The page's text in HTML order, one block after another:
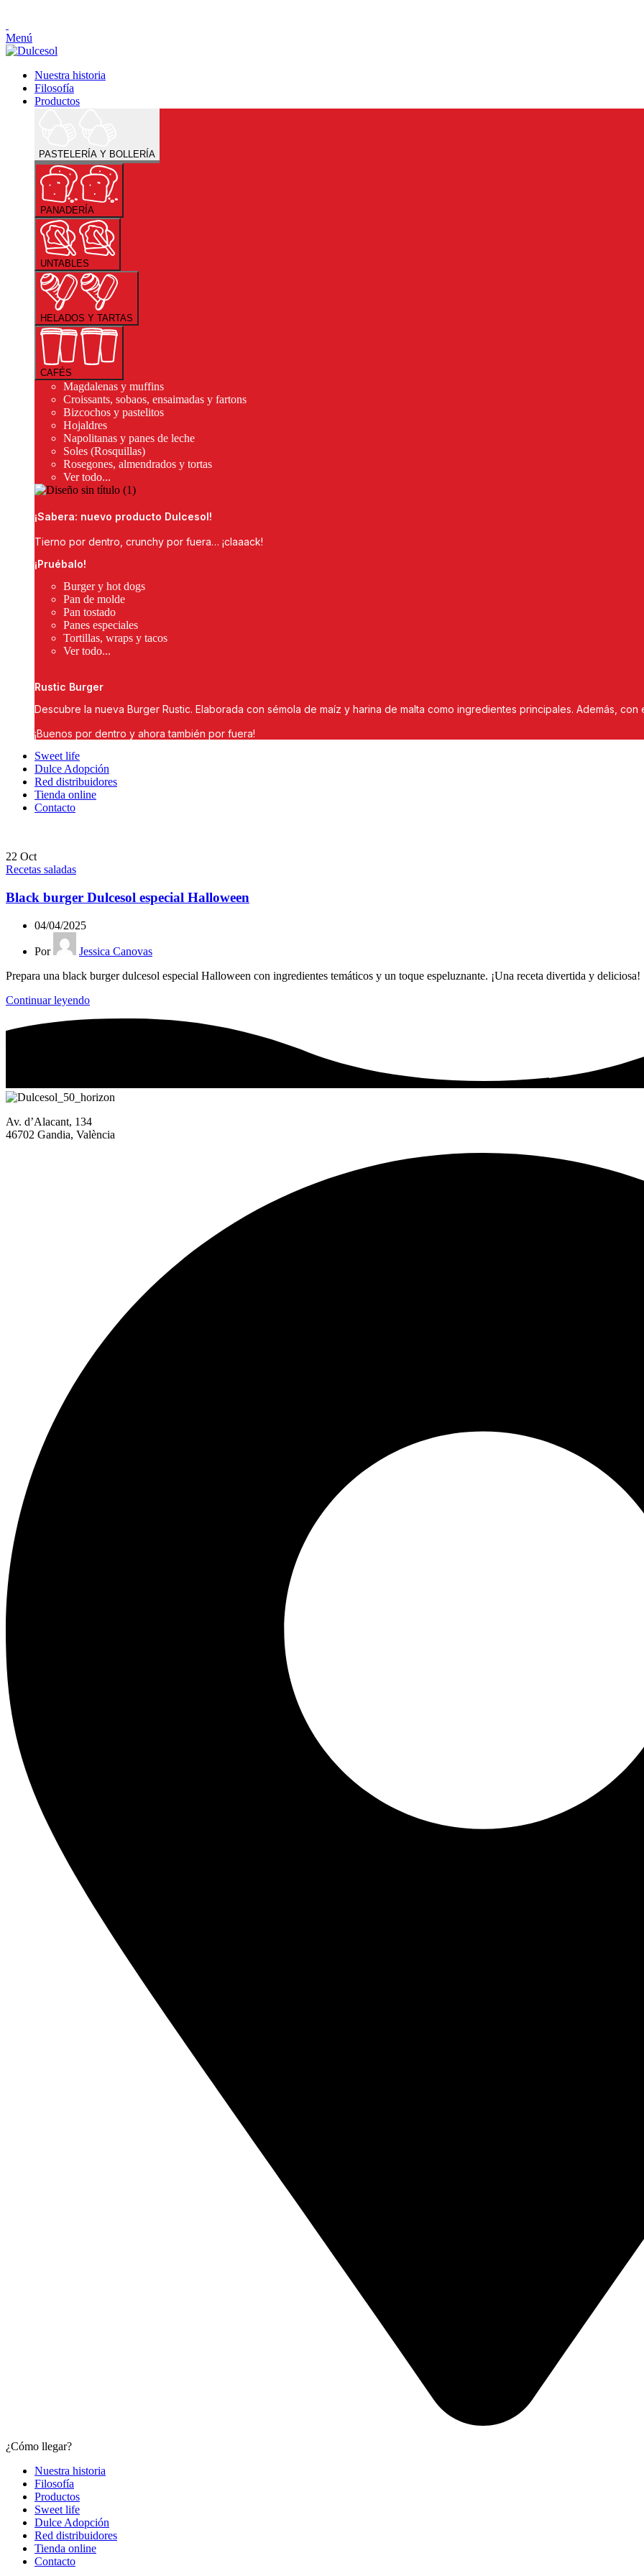
Menú
Nuestra historia
Filosofía
Productos
PASTELERÍA Y BOLLERÍA
PANADERÍA
UNTABLES
HELADOS Y TARTAS
CAFÉS
Magdalenas y muffins
Croissants, sobaos, ensaimadas y fartons
Bizcochos y pastelitos
Hojaldres
Napolitanas y panes de leche
Soles (Rosquillas)
Rosegones, almendrados y tortas
Ver todo...
¡Sabera: nuevo producto Dulcesol!
Tierno por dentro, crunchy por fuera… ¡claaack!
¡Pruébalo!
Burger y hot dogs
Pan de molde
Pan tostado
Panes especiales
Tortillas, wraps y tacos
Ver todo...
Rustic Burger
Descubre la nueva Burger Rustic. Elaborada con sémola de maíz y harina de malta como ingredientes principales. Además,
¡Buenos por dentro y ahora también por fuera!
Sweet life
Dulce Adopción
Red distribuidores
Tienda online
Contacto
22 Oct
Recetas saladas
Black burger Dulcesol especial Halloween
04/04/2025
Por
Jessica Canovas
Prepara una black burger dulcesol especial Halloween con ingredientes temáticos y un toque espeluznante. ¡Una receta divertida y deliciosa!
Continuar leyendo
Av. d’Alacant, 134
46702 Gandia, València
¿Cómo llegar?
Nuestra historia
Filosofía
Productos
Sweet life
Dulce Adopción
Red distribuidores
Tienda online
Contacto